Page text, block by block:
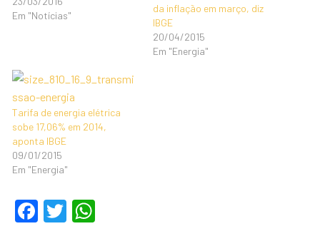
Em "Notícias"
da inflação em março, diz
IBGE
20/04/2015
Em "Energia"
Tarifa de energia elétrica
sobe 17,06% em 2014,
aponta IBGE
09/01/2015
Em "Energia"
F
T